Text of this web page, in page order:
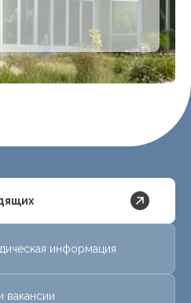
информация
вакансии